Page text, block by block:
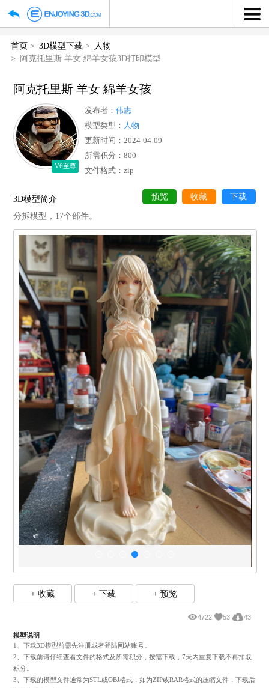
首页 3D模型下载
人物
阿克托里斯 羊女 綿羊女孩3D打印模型
阿克托里斯 羊女 綿羊女孩
发布者： 伟志
模型类型：人物
更新时间：2024-04-09
所需积分：800
文件格式：zip
3D模型简介
分拆模型，17个部件。
+ 收藏 + 下载 + 预览
4722 53